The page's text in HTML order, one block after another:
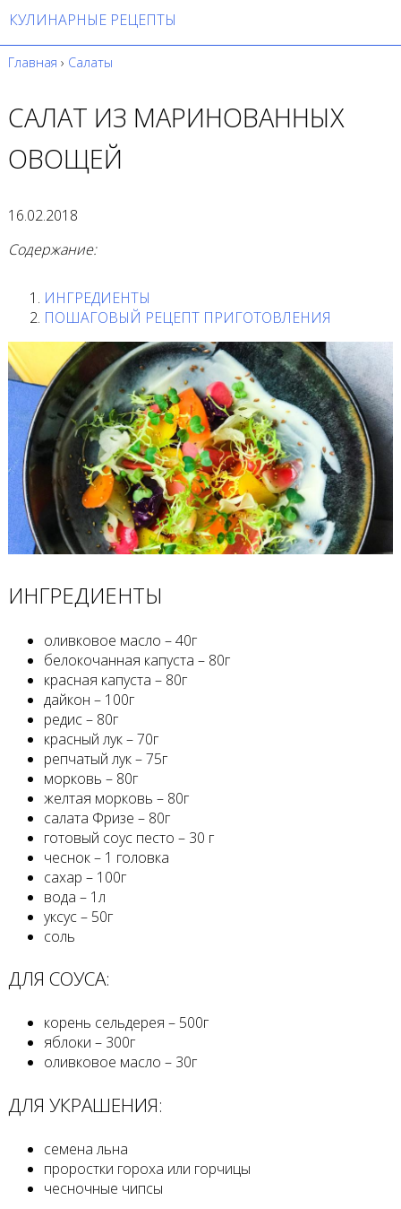
КУЛИНАРНЫЕ РЕЦЕПТЫ
Главная › Салаты
САЛАТ ИЗ МАРИНОВАННЫХ
ОВОЩЕЙ
16.02.2018
Содержание:
ИНГРЕДИЕНТЫ
ПОШАГОВЫЙ РЕЦЕПТ ПРИГОТОВЛЕНИЯ
ИНГРЕДИЕНТЫ
оливковое масло – 40г
белокочанная капуста – 80г
красная капуста – 80г
дайкон – 100г
редис – 80г
красный лук – 70г
репчатый лук – 75г
морковь – 80г
желтая морковь – 80г
салата Фризе – 80г
готовый соус песто – 30 г
чеснок – 1 головка
сахар – 100г
вода – 1л
уксус – 50г
соль
ДЛЯ СОУСА:
корень сельдерея – 500г
яблоки – 300г
оливковое масло – 30г
ДЛЯ УКРАШЕНИЯ:
семена льна
проростки гороха или горчицы
чесночные чипсы